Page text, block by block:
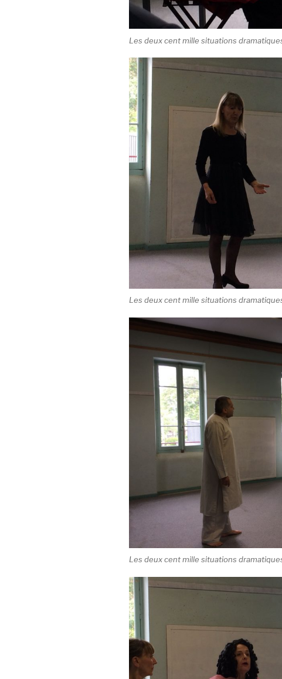
Les deux cent mille situations
Les deux cent mille situations
Les deux cent mille situations